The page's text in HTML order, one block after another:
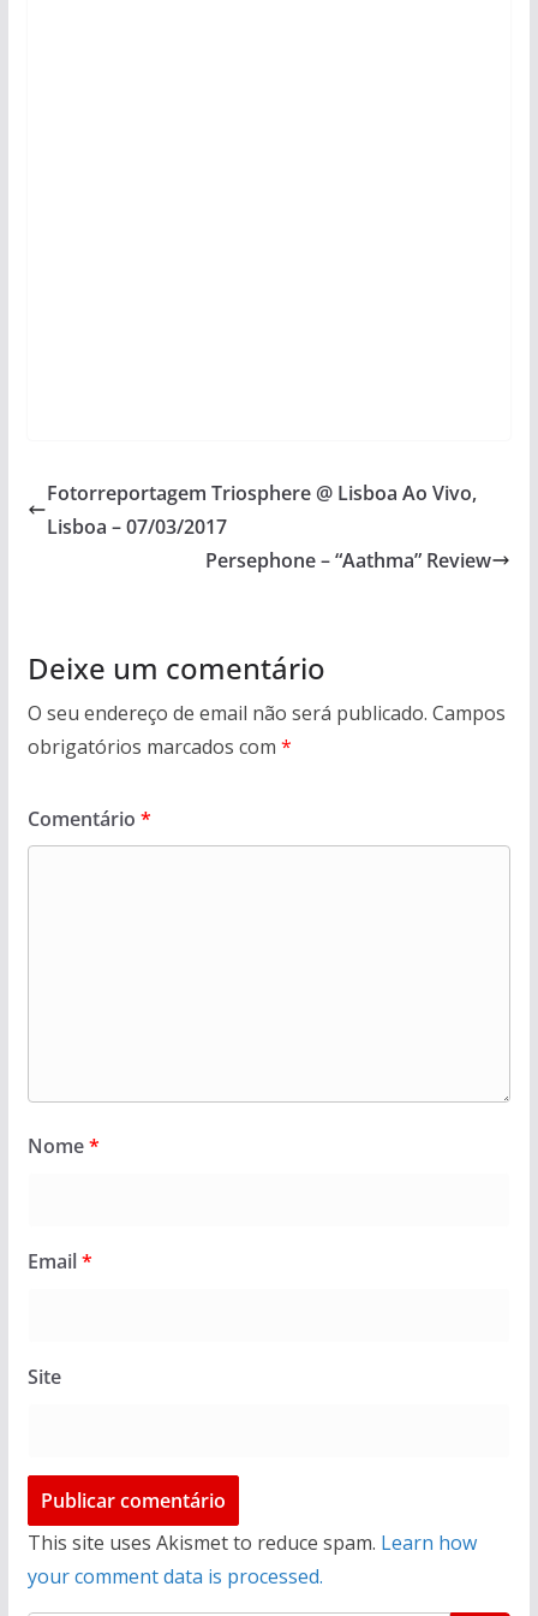
Fotorreportagem Triosphere @ Lisboa Ao Vivo,
Lisboa – 07/03/2017
Persephone – “Aathma” Review
Deixe um comentário
O seu endereço de email não será publicado. Campos
obrigatórios marcados com *
Comentário *
Nome*
Email*
Site
This site uses Akismet to reduce spam. Learn how
your comment data is processed.